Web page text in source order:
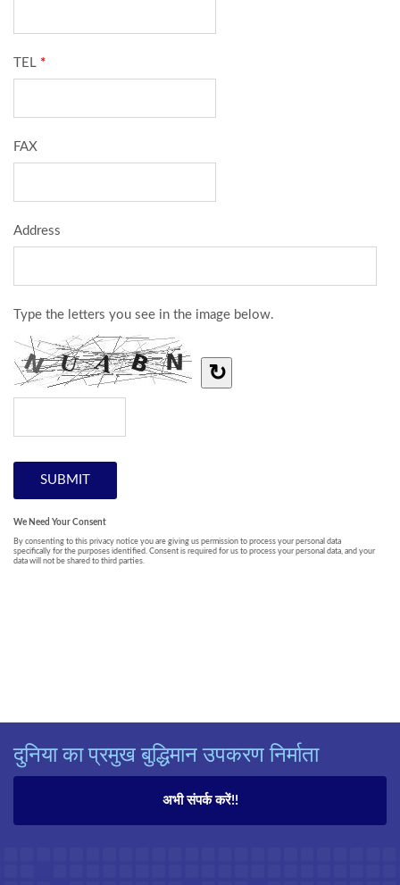
दुनिया का प्रमुख बुद्धिमान उपकरण निर्माता
अभी संपर्क करें!!